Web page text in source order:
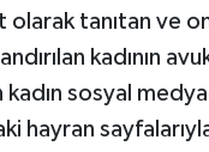
tanıtan ve
kadının
sosyal
hayran